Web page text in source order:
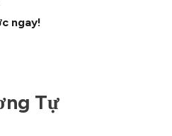
ngay!
Tự